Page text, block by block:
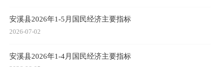
安溪县2026年1-5月国民经济主要指标
2026-07-02
安溪县2026年1-4月国民经济主要指标